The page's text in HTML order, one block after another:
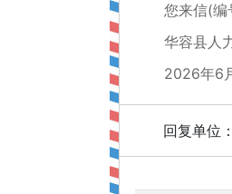
您来信(编号
华容县人力
2026年6月
回复单位：